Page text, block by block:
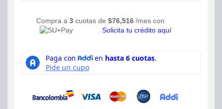
Compra a 3 cuotas de $76,516 /mes con
Solicita tu crédito aquí